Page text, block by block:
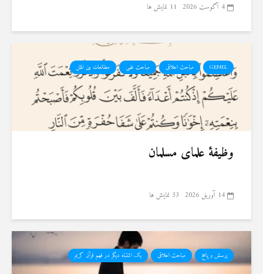
4 آگوست 2026 11 نمایش ها
GENEL مباحث اخلاقی مباحث علمی مطالعات بین الملل
وظیفهٔ علمای مسلمان
14 آوریل 2026 33 نمایش ها
پرسش و پاسخ مباحث اخلاقی یک اشتباه دیگر در فهم قرآن کریم